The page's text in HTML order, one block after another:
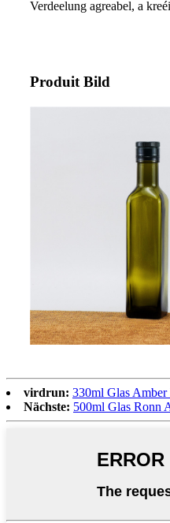
Verdeelung agreabel, a
Produit Bild
virdrun: 330ml Glas Amber
Nächste: 500ml Glas Ronn